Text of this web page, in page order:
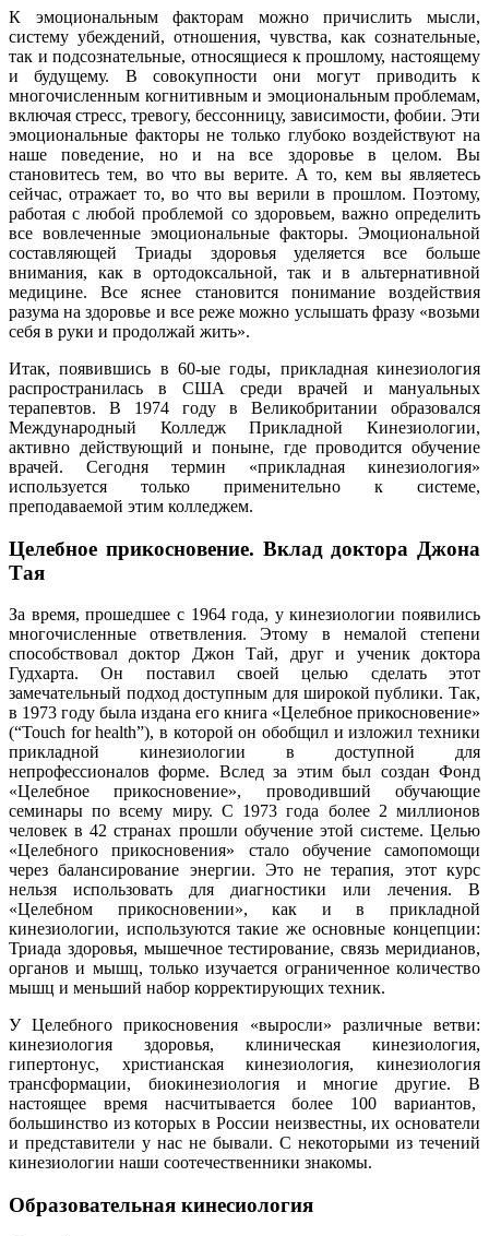
К эмоциональным факторам можно причислить мысли,
систему убеждений, отношения, чувства, как сознательные,
так и подсознательные, относящиеся к прошлому, настоящему
и будущему. В совокупности они могут приводить к
многочисленным когнитивным и эмоциональным проблемам,
включая стресс, тревогу, бессонницу, зависимости, фобии. Эти
эмоциональные факторы не только глубоко воздействуют на
наше поведение, но и на все здоровье в целом. Вы
становитесь тем, во что вы верите. А то, кем вы являетесь
сейчас, отражает то, во что вы верили в прошлом. Поэтому,
работая с любой проблемой со здоровьем, важно определить
все вовлеченные эмоциональные факторы. Эмоциональной
составляющей Триады здоровья уделяется все больше
внимания, как в ортодоксальной, так и в альтернативной
медицине. Все яснее становится понимание воздействия
разума на здоровье и все реже можно услышать фразу «возьми
себя в руки и продолжай жить».
Итак, появившись в 60-ые годы, прикладная кинезиология
распространилась в США среди врачей и мануальных
терапевтов. В 1974 году в Великобритании образовался
Международный Колледж Прикладной Кинезиологии,
активно действующий и поныне, где проводится обучение
врачей. Сегодня термин «прикладная кинезиология»
используется только применительно к системе,
преподаваемой этим колледжем.
Целебное прикосновение. Вклад доктора Джона
Тая
За время, прошедшее с 1964 года, у кинезиологии появились
многочисленные ответвления. Этому в немалой степени
способствовал доктор Джон Тай, друг и ученик доктора
Гудхарта. Он поставил своей целью сделать этот
замечательный подход доступным для широкой публики. Так,
в 1973 году была издана его книга «Целебное прикосновение»
(“Touch for health”), в которой он обобщил и изложил техники
прикладной кинезиологии в доступной для
непрофессионалов форме. Вслед за этим был создан Фонд
«Целебное прикосновение», проводивший обучающие
семинары по всему миру. С 1973 года более 2 миллионов
человек в 42 странах прошли обучение этой системе. Целью
«Целебного прикосновения» стало обучение самопомощи
через балансирование энергии. Это не терапия, этот курс
нельзя использовать для диагностики или лечения. В
«Целебном прикосновении», как и в прикладной
кинезиологии, используются такие же основные концепции:
Триада здоровья, мышечное тестирование, связь меридианов,
органов и мышц, только изучается ограниченное количество
мышц и меньший набор корректирующих техник.
У Целебного прикосновения «выросли» различные ветви:
кинезиология здоровья, клиническая кинезиология,
гипертонус, христианская кинезиология, кинезиология
трансформации, биокинезиология и многие другие. В
настоящее время насчитывается более 100 вариантов,
большинство из которых в России неизвестны, их основатели
и представители у нас не бывали. С некоторыми из течений
кинезиологии наши соотечественники знакомы.
Образовательная кинесиология